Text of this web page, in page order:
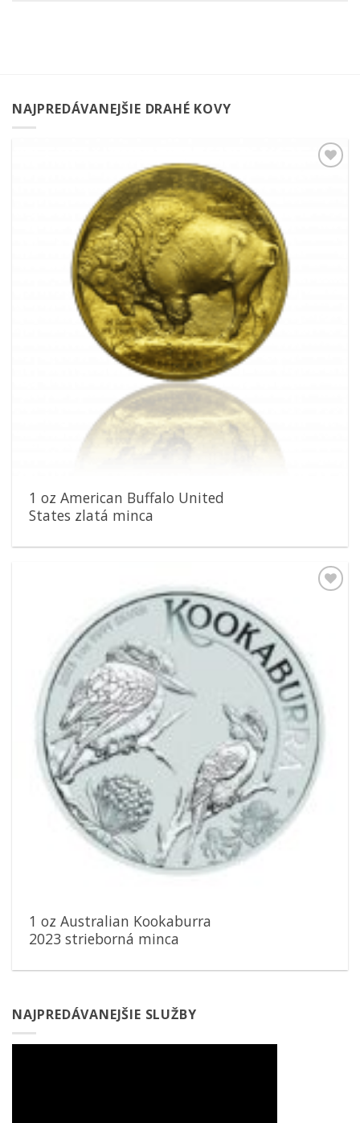
NAJPREDÁVANEJŠIE DRAHÉ KOVY
1 oz American Buffalo United
States zlatá minca
1 oz Australian Kookaburra
2023 strieborná minca
NAJPREDÁVANEJŠIE SLUŽBY